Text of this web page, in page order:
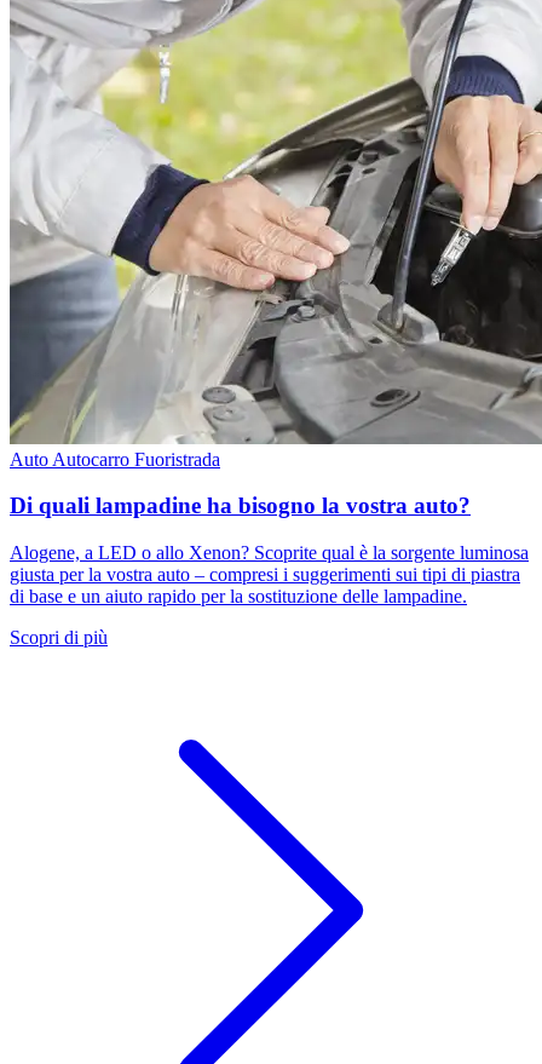
Auto Autocarro Fuoristrada
Di quali lampadine ha bisogno la vostra auto?
Alogene, a LED o allo Xenon? Scoprite qual è la sorgente luminosa
giusta per la vostra auto – compresi i suggerimenti sui tipi di piastra
di base e un aiuto rapido per la sostituzione delle lampadine.
Scopri di più